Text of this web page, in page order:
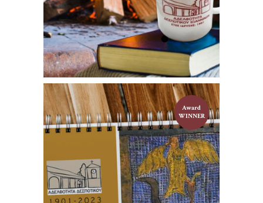
Award
WINNER
Calendar 2023
Ημερολoγιο 2023